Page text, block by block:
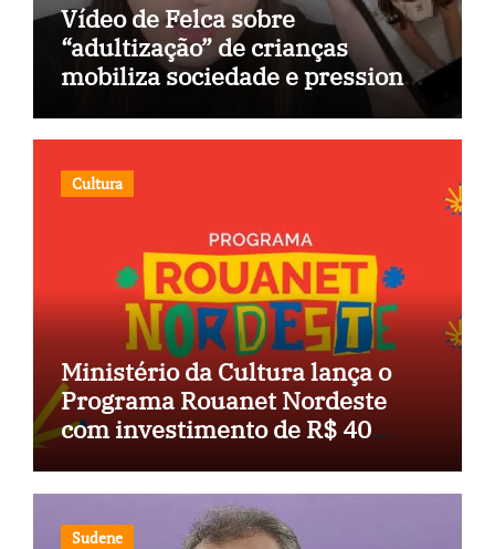
Vídeo de Felca sobre
“adultização” de crianças
mobiliza sociedade e pressiona
Cultura
Ministério da Cultura lança o
Programa Rouanet Nordeste
com investimento de R$ 40
Sudene